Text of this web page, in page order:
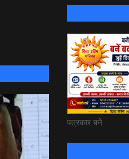
पत्रकार बने